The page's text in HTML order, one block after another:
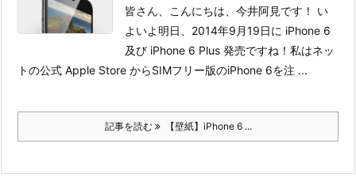
皆さん、こんにちは、今井阿見です！ い
よいよ明日、2014年9月19日に iPhone 6
及び iPhone 6 Plus 発売ですね！私はネッ
トの公式 Apple Store からSIMフリー版のiPhone 6を注 ...
記事を読む 【壁紙】iPhone 6 ...